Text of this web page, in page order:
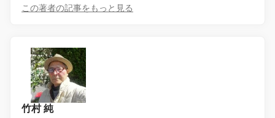
この著者の記事をもっと見る
竹村 純